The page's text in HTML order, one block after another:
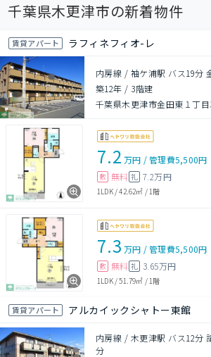
千葉県木更津市の新着物件
賃貸アパート ラフィネフィオ-レ
内房線 / 袖ケ浦駅 バス19分
築12年 / 3階建
千葉県木更津市金田東１丁
7.2 万円 /管理費5,500円
敷 無料 礼 7.2万円
1LDK/42.62㎡ /1階
7.3 万円 /管理費5,500円
敷 無料 礼 3.65万円
1LDK/51.79㎡ /1階
賃貸アパート アルカイックシャトー東館
内房線 / 木更津駅 バス12分
分